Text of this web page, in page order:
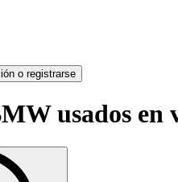
o registrarse
usados en